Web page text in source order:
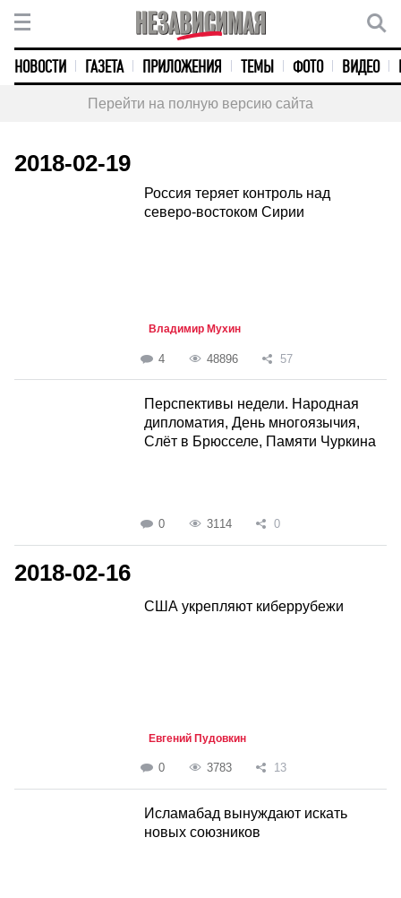
НОВОСТИ ГАЗЕТА ПРИЛОЖЕНИЯ ТЕМЫ ФОТО ВИДЕО
Перейти на полную версию сайта
2018-02-19
Россия теряет контроль над
северо-востоком Сирии
Владимир Мухин
4 48896 57
Перспективы недели. Народная
дипломатия, День многоязычия,
Слёт в Брюсселе, Памяти Чуркина
0 3114 0
2018-02-16
США укрепляют киберрубежи
Евгений Пудовкин
0 3783 13
Исламабад вынуждают искать
новых союзников